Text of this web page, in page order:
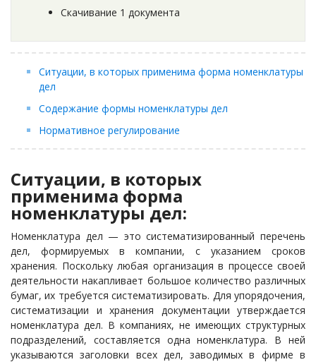
Скачивание 1 документа
Ситуации, в которых применима форма номенклатуры
дел
Содержание формы номенклатуры дел
Нормативное регулирование
Ситуации, в которых
применима форма
номенклатуры дел:
Номенклатура дел — это систематизированный перечень
дел, формируемых в компании, с указанием сроков
хранения. Поскольку любая организация в процессе своей
деятельности накапливает большое количество различных
бумаг, их требуется систематизировать. Для упорядочения,
систематизации и хранения документации утверждается
номенклатура дел. В компаниях, не имеющих структурных
подразделений, составляется одна номенклатура. В ней
указываются заголовки всех дел, заводимых в фирме в